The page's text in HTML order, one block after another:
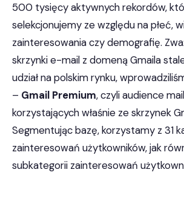
500 tysięcy aktywnych rekordów,
selekcjonujemy ze względu na płeć,
zainteresowania czy demografię.
skrzynki e-mail z domeną Gmaila
udział na polskim rynku,
– Gmail Premium, czyli audience
korzystających właśnie ze skrzynek
Segmentując bazę, korzystamy z 31
zainteresowań użytkowników, jak
subkategorii zainteresowań